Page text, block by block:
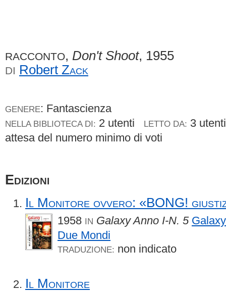
RACCONTO, Don't Shoot, 1955
DI Robert Zack
GENERE: Fantascienza
NELLA BIBLIOTECA DI: 2 utenti LETTO DA: 3
attesa del numero minimo di voti
Edizioni
Il Monitore ovvero: «BONG!
1958 IN Galaxy Anno I-N. 5 Galaxy
Due Mondi
TRADUZIONE: non indicato
Il Monitore